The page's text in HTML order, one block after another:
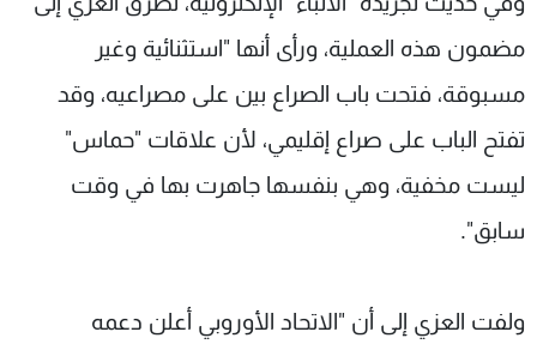
مضمون هذه العملية، ورأى أنها "استثنائية وغير
مسبوقة، فتحت باب الصراع بين على مصراعيه، وقد
تفتح الباب على صراع إقليمي، لأن علاقات "حماس"
ليست مخفية، وهي بنفسها جاهرت بها في وقت
سابق".
ولفت العزي إلى أن "الاتحاد الأوروبي أعلن دعمه